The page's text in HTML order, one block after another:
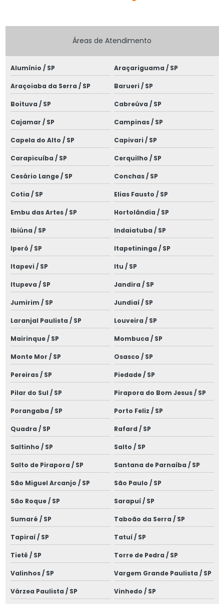
Estudo de proteção e seletividade
Estudo de proteção subestação
Estudo de seletividade elétrica
Execução de projetos elétricos
Instalação elétrica de baixa tensão
Instalação de quadros elétricos
Instalação de rede elétrica subterrânea
Instalações elétricas alto padrão
Instalações elétricas comerciais e prediais
Instalações elétricas industriais
Instalações elétricas de média tensão
Laudo de aterramento spda
Laudo de cabine primária
Laudo de dispensa de spda
Laudo elétrico nr 10
Laudo elétrico nr10
Laudo de inspeção spda
Laudo de média tensão
Laudo sistema spda
Laudo de spda
Laudo de spda e aterramento
Laudo spda bombeiros
Laudo spda condomínio
Laudo spda empresa
Laudo de termografia
Limpeza de cabine primária
Áreas de Atendimento
Alumínio / SP Araçariguama / SP
Araçoiaba da Serra / SP Barueri / SP
Boituva / SP Cabreúva / SP
Cajamar / SP Campinas / SP
Capela do Alto / SP Capivari / SP
Carapicuíba / SP Cerquilho / SP
Cesário Lange / SP Conchas / SP
Cotia / SP Elias Fausto / SP
Embu das Artes / SP Hortolândia / SP
Ibiúna / SP Indaiatuba / SP
Iperó / SP Itapetininga / SP
Itapevi / SP Itu / SP
Itupeva / SP Jandira / SP
Jumirim / SP Jundiaí / SP
Laranjal Paulista / SP Louveira / SP
Mairinque / SP Mombuca / SP
Monte Mor / SP Osasco / SP
Pereiras / SP Piedade / SP
Pilar do Sul / SP Pirapora do Bom Jesus / SP
Porangaba / SP Porto Feliz / SP
Quadra / SP Rafard / SP
Saltinho / SP Salto / SP
Salto de Pirapora / SP Santana de Parnaíba / SP
São Miguel Arcanjo / SP São Paulo / SP
São Roque / SP Sarapuí / SP
Sumaré / SP Taboão da Serra / SP
Tapiraí / SP Tatuí / SP
Tietê / SP Torre de Pedra / SP
Valinhos / SP Vargem Grande Paulista / SP
Várzea Paulista / SP Vinhedo / SP